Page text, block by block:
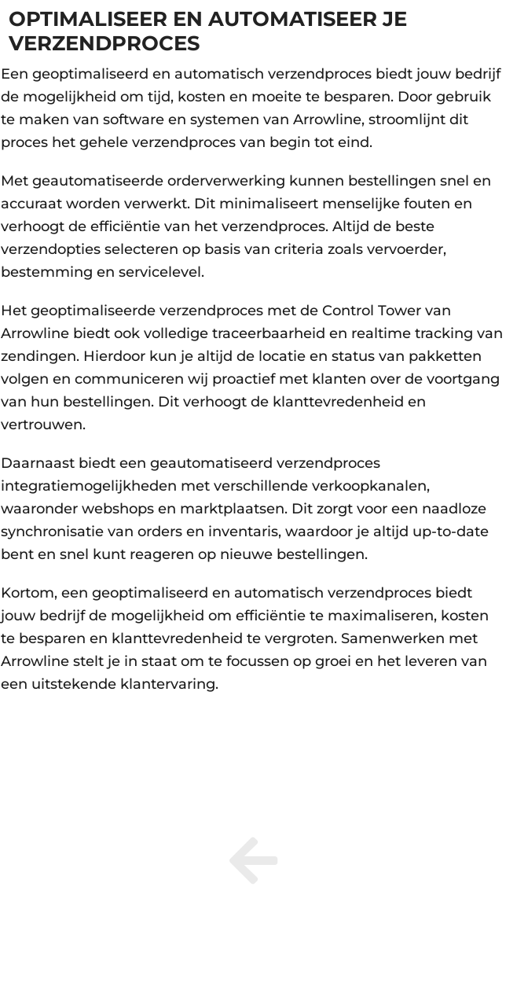
OPTIMALISEER EN AUTOMATISEER JE
VERZENDPROCES
Een geoptimaliseerd en automatisch verzendproces biedt jouw bedrijf
de mogelijkheid om tijd, kosten en moeite te besparen. Door gebruik
te maken van software en systemen van Arrowline, stroomlijnt dit
proces het gehele verzendproces van begin tot eind.
Met geautomatiseerde orderverwerking kunnen bestellingen snel en
accuraat worden verwerkt. Dit minimaliseert menselijke fouten en
verhoogt de efficiëntie van het verzendproces. Altijd de beste
verzendopties selecteren op basis van criteria zoals vervoerder,
bestemming en servicelevel.
Het geoptimaliseerde verzendproces met de Control Tower van
Arrowline biedt ook volledige traceerbaarheid en realtime tracking van
zendingen. Hierdoor kun je altijd de locatie en status van pakketten
volgen en communiceren wij proactief met klanten over de voortgang
van hun bestellingen. Dit verhoogt de klanttevredenheid en
vertrouwen.
Daarnaast biedt een geautomatiseerd verzendproces
integratiemogelijkheden met verschillende verkoopkanalen,
waaronder webshops en marktplaatsen. Dit zorgt voor een naadloze
synchronisatie van orders en inventaris, waardoor je altijd up-to-date
bent en snel kunt reageren op nieuwe bestellingen.
Kortom, een geoptimaliseerd en automatisch verzendproces biedt
jouw bedrijf de mogelijkheid om efficiëntie te maximaliseren, kosten
te besparen en klanttevredenheid te vergroten. Samenwerken met
Arrowline stelt je in staat om te focussen op groei en het leveren van
een uitstekende klantervaring.